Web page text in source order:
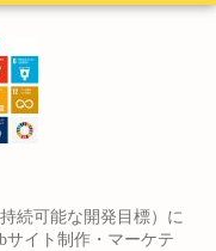
続可能な開発目標）に
サイト制作・マーケテ